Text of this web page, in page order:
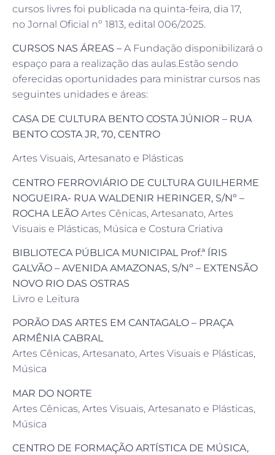
cursos livres foi publicada na quinta-feira, dia 17,
no Jornal Oficial nº 1813, edital 006/2025.
CURSOS NAS ÁREAS – A Fundação disponibilizará o
espaço para a realização das aulas.Estão sendo
oferecidas oportunidades para ministrar cursos nas
seguintes unidades e áreas:
CASA DE CULTURA BENTO COSTA JÚNIOR – RUA
BENTO COSTA JR, 70, CENTRO
Artes Visuais, Artesanato e Plásticas
CENTRO FERROVIÁRIO DE CULTURA GUILHERME
NOGUEIRA- RUA WALDENIR HERINGER, S/Nº –
ROCHA LEÃO Artes Cênicas, Artesanato, Artes
Visuais e Plásticas, Música e Costura Criativa
BIBLIOTECA PÚBLICA MUNICIPAL Prof.ª ÍRIS
GALVÃO – AVENIDA AMAZONAS, S/Nº – EXTENSÃO
NOVO RIO DAS OSTRAS
Livro e Leitura
PORÃO DAS ARTES EM CANTAGALO – PRAÇA
ARMÊNIA CABRAL
Artes Cênicas, Artesanato, Artes Visuais e Plásticas,
Música
MAR DO NORTE
Artes Cênicas, Artes Visuais, Artesanato e Plásticas,
Música
CENTRO DE FORMAÇÃO ARTÍSTICA DE MÚSICA,